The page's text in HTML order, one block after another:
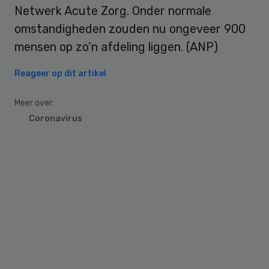
Netwerk Acute Zorg. Onder normale
omstandigheden zouden nu ongeveer 900
mensen op zo’n afdeling liggen. (ANP)
Reageer op dit artikel
Meer over:
Coronavirus